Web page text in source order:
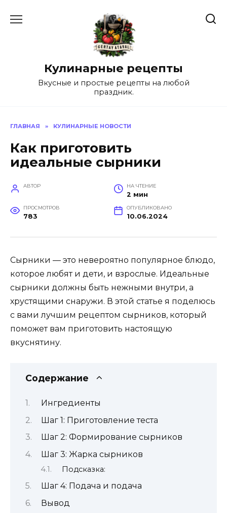
Кулинарные рецепты
Вкусные и простые рецепты на любой
праздник.
ГЛАВНАЯ » КУЛИНАРНЫЕ НОВОСТИ
Как приготовить
идеальные сырники
АВТОР НА ЧТЕНИЕ
2 мин
ПРОСМОТРОВ
783
ОПУБЛИКОВАНО
10.06.2024
Сырники — это невероятно популярное блюдо,
которое любят и дети, и взрослые. Идеальные
сырники должны быть нежными внутри, а
хрустящими снаружи. В этой статье я поделюсь
с вами лучшим рецептом сырников, который
поможет вам приготовить настоящую
вкуснятину.
Содержание
Ингредиенты
Шаг 1: Приготовление теста
Шаг 2: Формирование сырников
Шаг 3: Жарка сырников
Подсказка:
Шаг 4: Подача и подача
Вывод